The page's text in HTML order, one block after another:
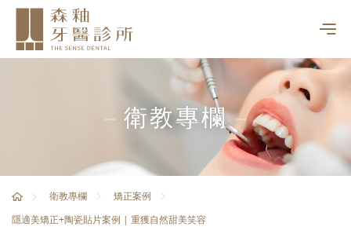
衛教專欄
衛教專欄
矯正案例
隱適美矯正+陶瓷貼片案例 | 重獲自然甜美笑容